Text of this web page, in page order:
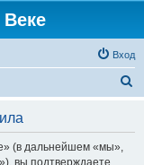
Вход
(в дальнейшем «мы»,
вы подтверждаете